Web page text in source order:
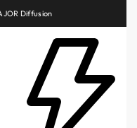
Diffusion
et du Home Cinéma